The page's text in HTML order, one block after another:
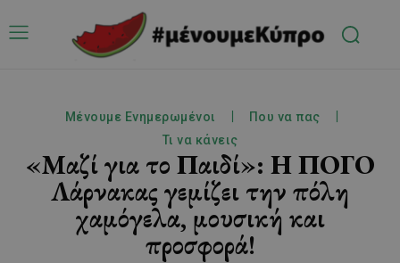
Μένουμε Ενημερωμένοι
Που να πας
Τι να κάνεις
«Μαζί για το Παιδί»: Η ΠΟΓΟ
Λάρνακας γεμίζει την πόλη
χαμόγελα, μουσική και
προσφορά!